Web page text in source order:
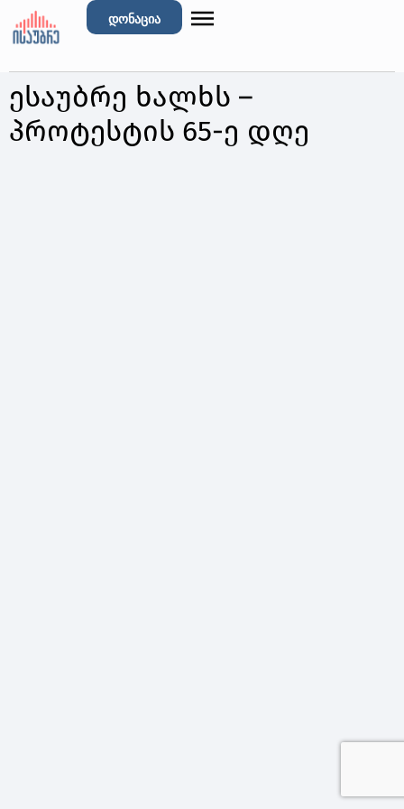
დონაცია
ესაუბრე ხალხს –
პროტესტის 65-ე დღე